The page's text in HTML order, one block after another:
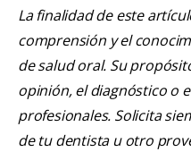
La finalidad de este
comprensión y el
de salud oral. Su
opinión, el diagnóstico o
profesionales. Solicita
de tu dentista u otro